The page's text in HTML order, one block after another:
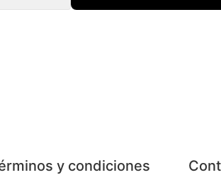
y condiciones